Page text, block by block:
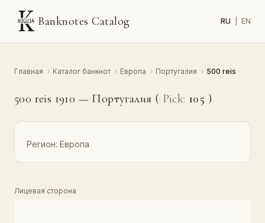
Banknotes Catalog RU EN
Главная › Каталог банкнот › Европа › Португалия › 500 reis
500 reis 1910 — Португалия ( Pick: 105 )
Регион: Европа
Лицевая сторона